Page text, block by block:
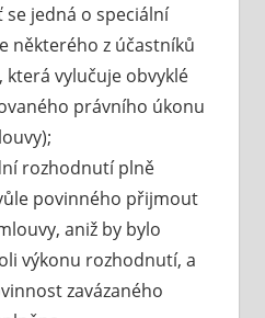
jedná o speciální
některého z účastníků
která vylučuje obvyklé
právního úkonu
rozhodnutí plně
povinného přijmout
aniž by bylo
výkonu rozhodnutí, a
zavázaného